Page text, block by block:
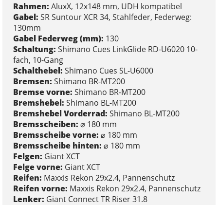
Rahmen: AluxX, 12x148 mm, UDH kompatibel
Gabel: SR Suntour XCR 34, Stahlfeder, Federweg:
130mm
Gabel Federweg (mm): 130
Schaltung: Shimano Cues LinkGlide RD-U6020 10-
fach, 10-Gang
Schalthebel: Shimano Cues SL-U6000
Bremsen: Shimano BR-MT200
Bremse vorne: Shimano BR-MT200
Bremshebel: Shimano BL-MT200
Bremshebel Vorderrad: Shimano BL-MT200
Bremsscheiben: ⌀ 180 mm
Bremsscheibe vorne: ⌀ 180 mm
Bremsscheibe hinten: ⌀ 180 mm
Felgen: Giant XCT
Felge vorne: Giant XCT
Reifen: Maxxis Rekon 29x2.4, Pannenschutz
Reifen vorne: Maxxis Rekon 29x2.4, Pannenschutz
Lenker: Giant Connect TR Riser 31.8